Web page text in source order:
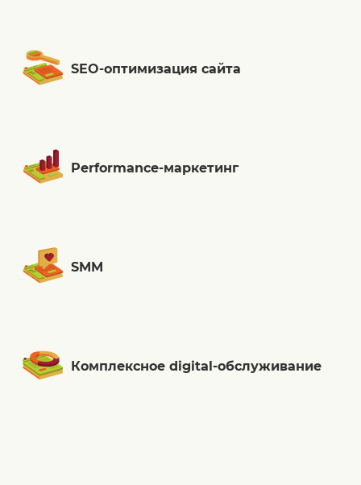
SEO-оптимизация сайта
Performance-маркетинг
SMM
Комплексное digital-обслуживание